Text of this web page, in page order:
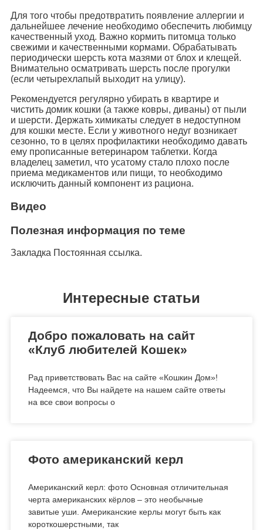
Для того чтобы предотвратить появление аллергии и
дальнейшее лечение необходимо обеспечить любимцу
качественный уход. Важно кормить питомца только
свежими и качественными кормами. Обрабатывать
периодически шерсть кота мазями от блох и клещей.
Внимательно осматривать шерсть после прогулки
(если четырехлапый выходит на улицу).
Рекомендуется регулярно убирать в квартире и
чистить домик кошки (а также ковры, диваны) от пыли
и шерсти. Держать химикаты следует в недоступном
для кошки месте. Если у животного недуг возникает
сезонно, то в целях профилактики необходимо давать
ему прописанные ветеринаром таблетки. Когда
владелец заметил, что усатому стало плохо после
приема медикаментов или пищи, то необходимо
исключить данный компонент из рациона.
Видео
Полезная информация по теме
Закладка Постоянная ссылка.
Интересные статьи
Добро пожаловать на сайт
«Клуб любителей Кошек»
Рад приветствовать Вас на сайте «Кошкин Дом»!
Надеемся, что Вы найдете на нашем сайте ответы
на все свои вопросы о
Фото американский керл
Американский керл: фото Основная отличительная
черта американских кёрлов – это необычные
завитые уши. Американские керлы могут быть как
короткошерстными, так